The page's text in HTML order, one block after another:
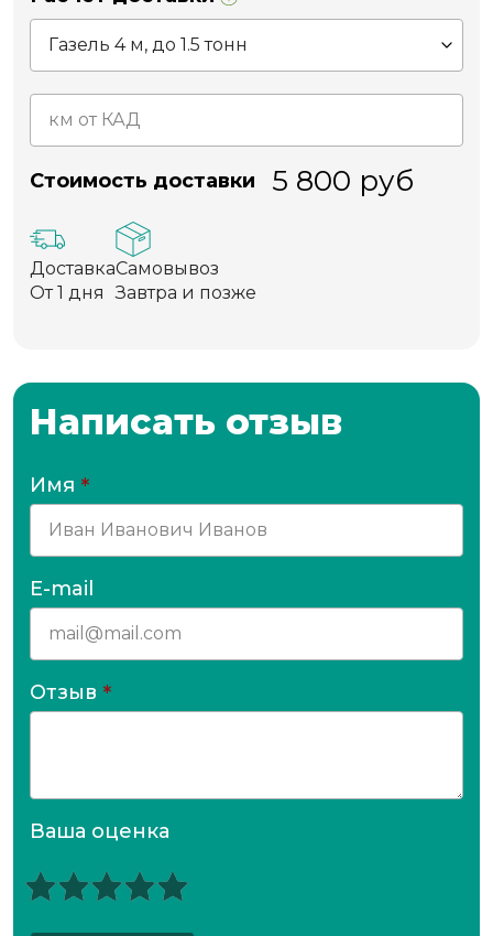
Стоимость доставки 5 800 руб
Доставка
От 1 дня
Самовывоз
Завтра и позже
Написать отзыв
Имя *
E-mail
Отзыв *
Ваша оценка